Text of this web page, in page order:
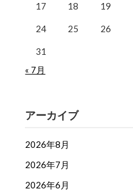
17 18 19
24 25 26
31
« 7月
アーカイブ
2026年8月
2026年7月
2026年6月